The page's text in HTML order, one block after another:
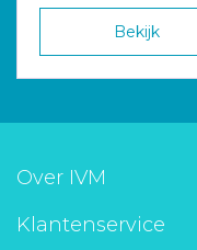
Bekijk
Over IVM
Klantenservice